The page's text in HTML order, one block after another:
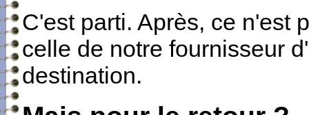
C'est parti. Après, ce n'est
celle de notre fournisseur
destination.